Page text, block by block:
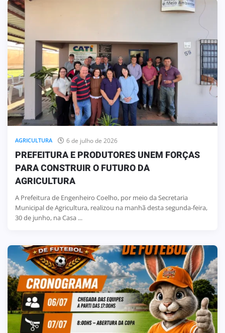
AGRICULTURA 6 de julho de 2026
PREFEITURA E PRODUTORES UNEM FORÇAS
PARA CONSTRUIR O FUTURO DA
AGRICULTURA
A Prefeitura de Engenheiro Coelho, por meio da Secretaria
Municipal de Agricultura, realizou na manhã desta segunda-feira,
30 de junho, na Casa ...